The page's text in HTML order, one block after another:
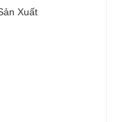
Xuất